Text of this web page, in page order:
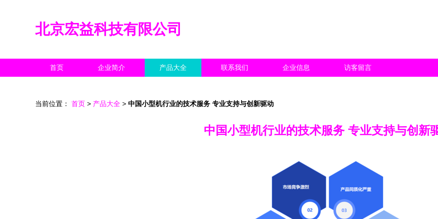
北京宏益科技有限公司
首页 企业简介 产品大全 联系我们 企业信息 访客留言
当前位置： 首页 > 产品大全 > 中国小型机行业的技术服务 专业支持与创新驱动
中国小型机行业的技术服务 专业支持与创新